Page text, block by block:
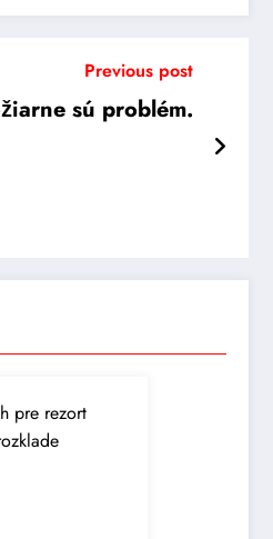
Previous post
sú problém.